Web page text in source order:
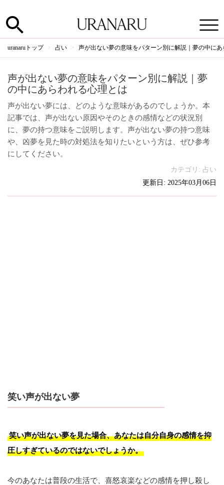
uranaruトップ 占い 声が出ない夢の意味をパターン別に解説｜夢の中に
声が出ない夢の意味をパターン別に解説｜夢
の中にあらわれる心理とは
声が出ない夢には、どのような意味があるのでしょうか。本
記事では、声が出ない原因やそのときの感情などの状況別
に、夢の持つ意味をご説明します。声が出ない夢の持つ意味
や、凶夢を見た時の対処法を知りたいという方は、ぜひ参考
にしてください。
カテゴリ: 占い
更新日: 2025年03月06日
笑い声が出ない夢
笑い声が出ない夢を見た場合、あなたは自分自身の感情を抑
圧しすぎているのではないでしょうか。
今のあなたは普段の生活で、喜怒哀楽などの感情を押し殺し